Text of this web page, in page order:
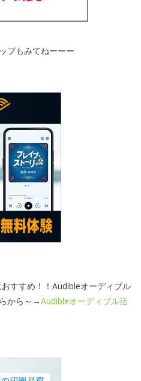
プもみてねーーー
すすめ！！Audibleオーディブル
から～→Audibleオーディブル活